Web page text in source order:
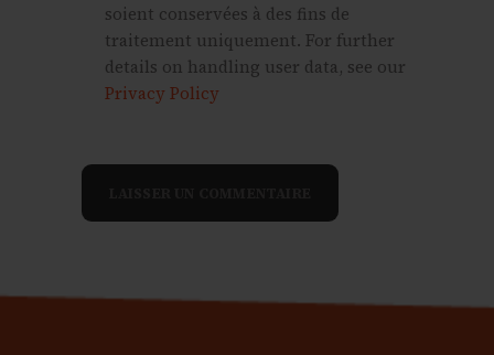
soient conservées à des fins de
traitement uniquement. For further
details on handling user data, see our
Privacy Policy